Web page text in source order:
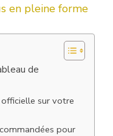
en pleine forme
de
sur votre
pour